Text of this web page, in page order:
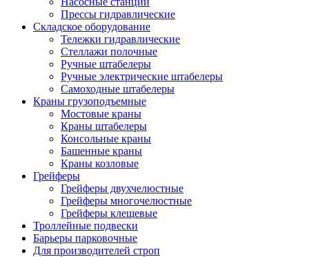
Прессы гидравлические
Складское оборудование
Тележки гидравлические
Cтеллажи полочные
Ручные штабелеры
Ручные электрические штабелеры
Самоходные штабелеры
Краны грузоподъемные
Мостовые краны
Краны штабелеры
Консольные краны
Башенные краны
Краны козловые
Грейферы
Грейферы двухчелюстные
Грейферы многочелюстные
Грейферы клещевые
Троллейные подвески
Барьеры парковочные
Для производителей строп